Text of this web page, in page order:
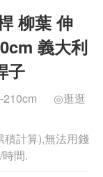
柳葉 伸
義大利
子
◎逛逛
計算),無法用錢
間.